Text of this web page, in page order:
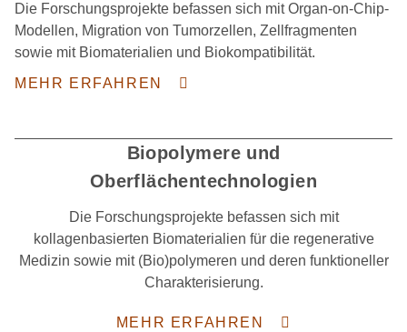
Die Forschungsprojekte befassen sich mit Organ-on-Chip-
Modellen, Migration von Tumorzellen, Zellfragmenten
sowie mit Biomaterialien und Biokompatibilität.
MEHR ERFAHREN
Biopolymere und
Oberflächentechnologien
Die Forschungsprojekte befassen sich mit
kollagenbasierten Biomaterialien für die regenerative
Medizin sowie mit (Bio)polymeren und deren funktioneller
Charakterisierung.
MEHR ERFAHREN